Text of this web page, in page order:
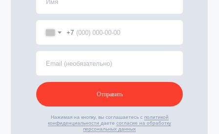
Нажимая на кнопку, вы соглашаетесь с политикой
конфиденциальности даете согласие на обработку
персональных данных
+7
Отправить